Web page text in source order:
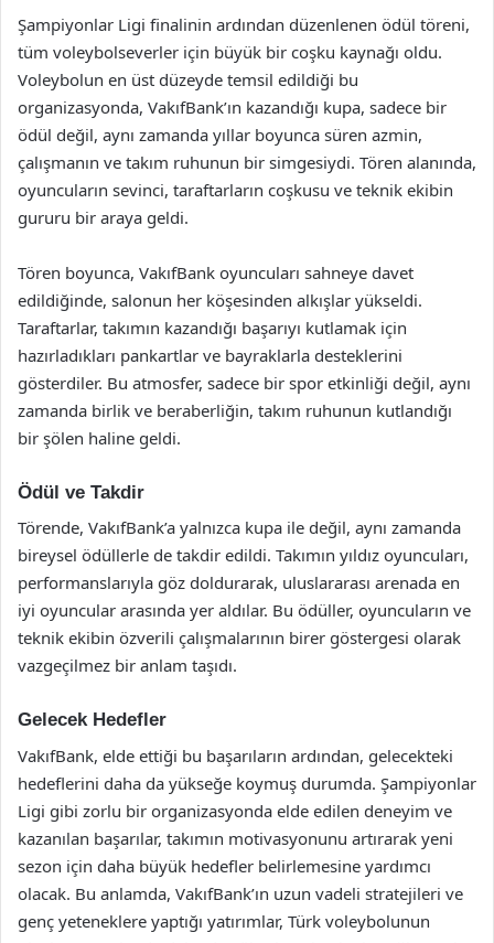
Şampiyonlar Ligi finalinin ardından düzenlenen ödül töreni,
tüm voleybolseverler için büyük bir coşku kaynağı oldu.
Voleybolun en üst düzeyde temsil edildiği bu
organizasyonda, VakıfBank’ın kazandığı kupa, sadece bir
ödül değil, aynı zamanda yıllar boyunca süren azmin,
çalışmanın ve takım ruhunun bir simgesiydi. Tören alanında,
oyuncuların sevinci, taraftarların coşkusu ve teknik ekibin
gururu bir araya geldi.
Tören boyunca, VakıfBank oyuncuları sahneye davet
edildiğinde, salonun her köşesinden alkışlar yükseldi.
Taraftarlar, takımın kazandığı başarıyı kutlamak için
hazırladıkları pankartlar ve bayraklarla desteklerini
gösterdiler. Bu atmosfer, sadece bir spor etkinliği değil, aynı
zamanda birlik ve beraberliğin, takım ruhunun kutlandığı
bir şölen haline geldi.
Ödül ve Takdir
Törende, VakıfBank’a yalnızca kupa ile değil, aynı zamanda
bireysel ödüllerle de takdir edildi. Takımın yıldız oyuncuları,
performanslarıyla göz doldurarak, uluslararası arenada en
iyi oyuncular arasında yer aldılar. Bu ödüller, oyuncuların ve
teknik ekibin özverili çalışmalarının birer göstergesi olarak
vazgeçilmez bir anlam taşıdı.
Gelecek Hedefler
VakıfBank, elde ettiği bu başarıların ardından, gelecekteki
hedeflerini daha da yükseğe koymuş durumda. Şampiyonlar
Ligi gibi zorlu bir organizasyonda elde edilen deneyim ve
kazanılan başarılar, takımın motivasyonunu artırarak yeni
sezon için daha büyük hedefler belirlemesine yardımcı
olacak. Bu anlamda, VakıfBank’ın uzun vadeli stratejileri ve
genç yeteneklere yaptığı yatırımlar, Türk voleybolunun